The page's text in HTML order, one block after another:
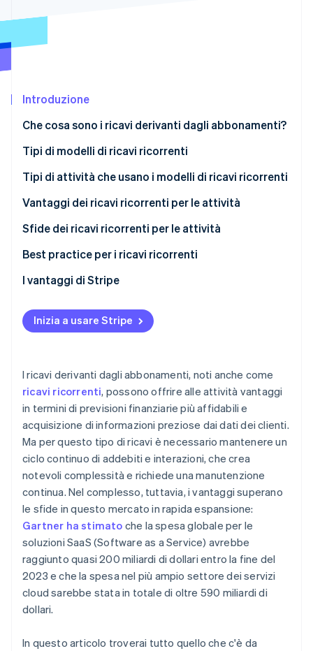
Prevenzione delle frodi
Climate
Identity
Verifica online dell'identità
Stripe Sessions 2026
Guarda ora
Introduzione
Che cosa sono i ricavi derivanti dagli abbonamenti?
Tipi di modelli di ricavi ricorrenti
Modello basato su abbonamento
Modello a consumo
Modello freemium
Modello basato su iscrizione
Modello basato su acconto
Tipi di attività che usano i modelli di ricavi ricorrenti
Vantaggi dei ricavi ricorrenti per le attività
Ricavi e flusso di cassa prevedibili
Informazioni avanzate sui clienti
Dinamiche delle relazioni con i clienti
Scalabilità del modello di business
Efficienza operativa e innovazione
Approfondimenti specifici del settore
Sfide dei ricavi ricorrenti per le attività
Acquisizione e attivazione
Fidelizzazione e abbandono
Sfide operative e legate al prodotto
Dati e analisi
Best practice per i ricavi ricorrenti
Proposta di valore e acquisizione di clienti
Coinvolgimento dei clienti e attivazione
Fidelizzazione dei clienti e gestione dell’abbandono
Informazioni basate sui dati e miglioramento
continuo
Altre best practice
I vantaggi di Stripe
Inizia a usare Stripe
I ricavi derivanti dagli abbonamenti, noti anche come
ricavi ricorrenti, possono offrire alle attività vantaggi
in termini di previsioni finanziarie più affidabili e
acquisizione di informazioni preziose dai dati dei clienti.
Ma per questo tipo di ricavi è necessario mantenere un
ciclo continuo di addebiti e interazioni, che crea
notevoli complessità e richiede una manutenzione
continua. Nel complesso, tuttavia, i vantaggi superano
le sfide in questo mercato in rapida espansione:
Gartner ha stimato che la spesa globale per le
soluzioni SaaS (Software as a Service) avrebbe
raggiunto quasi 200 miliardi di dollari entro la fine del
2023 e che la spesa nel più ampio settore dei servizi
cloud sarebbe stata in totale di oltre 590 miliardi di
dollari.
In questo articolo troverai tutto quello che c'è da